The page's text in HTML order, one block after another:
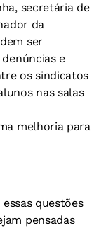
secretária de
da
ser
e
os sindicatos
nas salas
melhoria para
questões
pensadas